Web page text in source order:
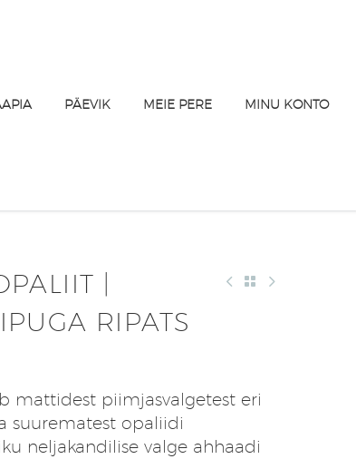
PÄEVIK MEIE PERE MINU KONTO
|
RIPATS
mattidest piimjasvalgetest eri
suurematest opaliidi
neljakandilise valge ahhaadi